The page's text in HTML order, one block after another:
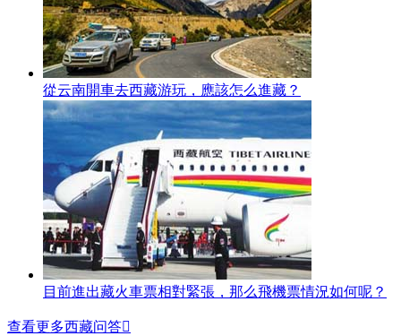
從云南開車去西藏游玩，應該怎么進藏？
目前進出藏火車票相對緊張，那么飛機票情況如何呢？
查看更多西藏问答